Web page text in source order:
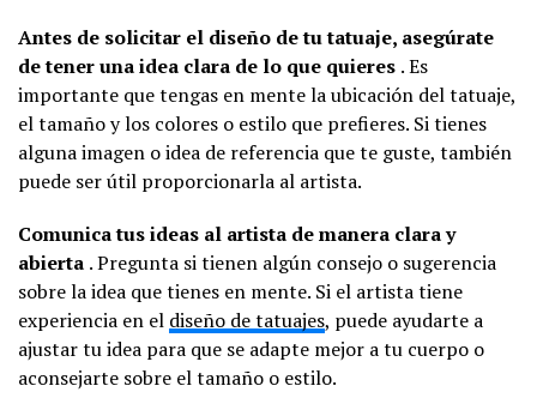
Antes de solicitar el diseño de tu tatuaje, asegúrate
de tener una idea clara de lo que quieres . Es
importante que tengas en mente la ubicación del tatuaje,
el tamaño y los colores o estilo que prefieres. Si tienes
alguna imagen o idea de referencia que te guste, también
puede ser útil proporcionarla al artista.
Comunica tus ideas al artista de manera clara y
abierta . Pregunta si tienen algún consejo o sugerencia
sobre la idea que tienes en mente. Si el artista tiene
experiencia en el diseño de tatuajes, puede ayudarte a
ajustar tu idea para que se adapte mejor a tu cuerpo o
aconsejarte sobre el tamaño o estilo.